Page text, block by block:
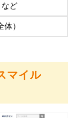
ど
）
マイル